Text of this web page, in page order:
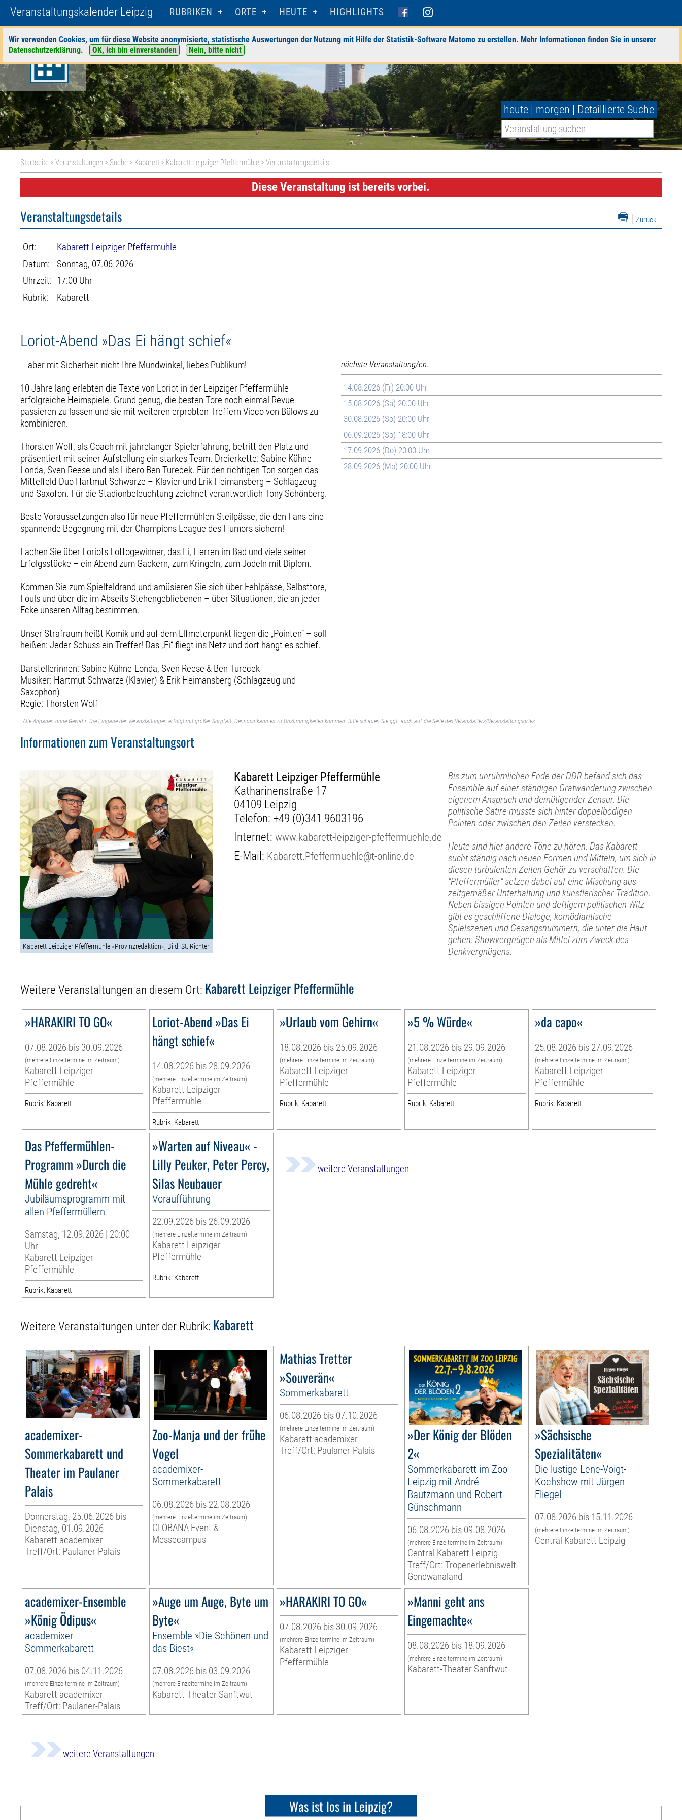
Veranstaltungskalender Leipzig RUBRIKEN ORTE HEUTE HIGHLIGHTS
Wir verwenden Cookies, um für diese Website anonymisierte, statistische Auswertungen der Nutzung mit Hilfe der Statistik-Software Matomo zu erstellen. Mehr Informationen finden Sie in unserer
Datenschutzerklärung. OK, ich bin einverstanden Nein, bitte nicht
heute | morgen | Detaillierte Suche
Startseite >Veranstaltungen > Suche > Kabarett > Kabarett Leipziger Pfeffermühle > Veranstaltungsdetails
Diese Veranstaltung ist bereits vorbei.
| Zurück
Veranstaltungsdetails
Ort:
Kabarett Leipziger Pfeffermühle
Datum:
Sonntag, 07.06.2026
Uhrzeit: 17:00 Uhr
Rubrik:
Kabarett
Loriot-Abend »Das Ei hängt schief«
– aber mit Sicherheit nicht Ihre Mundwinkel, liebes Publikum!
10 Jahre lang erlebten die Texte von Loriot in der Leipziger Pfeffermühle
erfolgreiche Heimspiele. Grund genug, die besten Tore noch einmal Revue
passieren zu lassen und sie mit weiteren erprobten Treffern Vicco von Bülows zu
kombinieren.
Thorsten Wolf, als Coach mit jahrelanger Spielerfahrung, betritt den Platz und
präsentiert mit seiner Aufstellung ein starkes Team. Dreierkette: Sabine Kühne-
Londa, Sven Reese und als Libero Ben Turecek. Für den richtigen Ton sorgen das
Mittelfeld-Duo Hartmut Schwarze – Klavier und Erik Heimansberg – Schlagzeug
und Saxofon. Für die Stadionbeleuchtung zeichnet verantwortlich Tony Schönberg.
Beste Voraussetzungen also für neue Pfeffermühlen-Steilpässe, die den Fans eine
spannende Begegnung mit der Champions League des Humors sichern!
Lachen Sie über Loriots Lottogewinner, das Ei, Herren im Bad und viele seiner
Erfolgsstücke – ein Abend zum Gackern, zum Kringeln, zum Jodeln mit Diplom.
Kommen Sie zum Spielfeldrand und amüsieren Sie sich über Fehlpässe, Selbsttore,
Fouls und über die im Abseits Stehengebliebenen – über Situationen, die an jeder
Ecke unseren Alltag bestimmen.
Unser Strafraum heißt Komik und auf dem Elfmeterpunkt liegen die „Pointen“ – soll
heißen: Jeder Schuss ein Treffer! Das „Ei“ fliegt ins Netz und dort hängt es schief.
Darstellerinnen: Sabine Kühne-Londa, Sven Reese & Ben Turecek
Musiker: Hartmut Schwarze (Klavier) & Erik Heimansberg (Schlagzeug und
Saxophon)
Regie: Thorsten Wolf
nächste Veranstaltung/en:
14.08.2026 (Fr) 20:00 Uhr
15.08.2026 (Sa) 20:00 Uhr
30.08.2026 (So) 20:00 Uhr
06.09.2026 (So) 18:00 Uhr
17.09.2026 (Do) 20:00 Uhr
28.09.2026 (Mo) 20:00 Uhr
Alle Angaben ohne Gewähr. Die Eingabe der Veranstaltungen erfolgt mit großer Sorgfalt. Dennoch kann es zu Unstimmigkeiten kommen. Bitte schauen Sie ggf. auch auf die Seite des Veranstalters/Veranstaltungsortes.
Informationen zum Veranstaltungsort
Kabarett Leipziger Pfeffermühle »Provinzredaktion«, Bild: St. Richter
Kabarett Leipziger Pfeffermühle
Katharinenstraße 17
04109 Leipzig
Telefon: +49 (0)341 9603196
Internet:www.kabarett-leipziger-pfeffermuehle.de
E-Mail: Kabarett.Pfeffermuehle@t-online.de
Bis zum unrühmlichen Ende der DDR befand sich das
Ensemble auf einer ständigen Gratwanderung zwischen
eigenem Anspruch und demütigender Zensur. Die
politische Satire musste sich hinter doppelbödigen
Pointen oder zwischen den Zeilen verstecken.
Heute sind hier andere Töne zu hören. Das Kabarett
sucht ständig nach neuen Formen und Mitteln, um sich in
diesen turbulenten Zeiten Gehör zu verschaffen. Die
"Pfeffermüller" setzen dabei auf eine Mischung aus
zeitgemäßer Unterhaltung und künstlerischer Tradition.
Neben bissigen Pointen und deftigem politischen Witz
gibt es geschliffene Dialoge, komödiantische
Spielszenen und Gesangsnummern, die unter die Haut
gehen. Showvergnügen als Mittel zum Zweck des
Denkvergnügens.
Weitere Veranstaltungen an diesem Ort: Kabarett Leipziger Pfeffermühle
»HARAKIRI TO GO«
07.08.2026 bis 30.09.2026
(mehrere Einzeltermine im Zeitraum)
Kabarett Leipziger
Pfeffermühle
Rubrik: Kabarett
Loriot-Abend »Das Ei
hängt schief«
14.08.2026 bis 28.09.2026
(mehrere Einzeltermine im Zeitraum)
Kabarett Leipziger
Pfeffermühle
Rubrik: Kabarett
»Urlaub vom Gehirn«
18.08.2026 bis 25.09.2026
(mehrere Einzeltermine im Zeitraum)
Kabarett Leipziger
Pfeffermühle
Rubrik: Kabarett
»5 % Würde«
21.08.2026 bis 29.09.2026
(mehrere Einzeltermine im Zeitraum)
Kabarett Leipziger
Pfeffermühle
Rubrik: Kabarett
»da capo«
25.08.2026 bis 27.09.2026
(mehrere Einzeltermine im Zeitraum)
Kabarett Leipziger
Pfeffermühle
Rubrik: Kabarett
Das Pfeffermühlen-
Programm »Durch die
Mühle gedreht«
Jubiläumsprogramm mit
allen Pfeffermüllern
Samstag, 12.09.2026 | 20:00
Uhr
Kabarett Leipziger
Pfeffermühle
Rubrik: Kabarett
»Warten auf Niveau« -
Lilly Peuker, Peter Percy,
Silas Neubauer
Voraufführung
22.09.2026 bis 26.09.2026
(mehrere Einzeltermine im Zeitraum)
Kabarett Leipziger
Pfeffermühle
Rubrik: Kabarett
weitere Veranstaltungen
Weitere Veranstaltungen unter der Rubrik: Kabarett
academixer-
Sommerkabarett und
Theater im Paulaner
Palais
Donnerstag, 25.06.2026 bis
Dienstag, 01.09.2026
Kabarett academixer
Treff/Ort: Paulaner-Palais
Zoo-Manja und der frühe
Vogel
academixer-
Sommerkabarett
06.08.2026 bis 22.08.2026
(mehrere Einzeltermine im Zeitraum)
GLOBANA Event &
Messecampus
Mathias Tretter
»Souverän«
Sommerkabarett
06.08.2026 bis 07.10.2026
(mehrere Einzeltermine im Zeitraum)
Kabarett academixer
Treff/Ort: Paulaner-Palais
»Der König der Blöden
2«
Sommerkabarett im Zoo
Leipzig mit André
Bautzmann und Robert
Günschmann
06.08.2026 bis 09.08.2026
(mehrere Einzeltermine im Zeitraum)
Central Kabarett Leipzig
Treff/Ort: Tropenerlebniswelt
Gondwanaland
»Sächsische
Spezialitäten«
Die lustige Lene-Voigt-
Kochshow mit Jürgen
Fliegel
07.08.2026 bis 15.11.2026
(mehrere Einzeltermine im Zeitraum)
Central Kabarett Leipzig
academixer-Ensemble
»König Ödipus«
academixer-
Sommerkabarett
07.08.2026 bis 04.11.2026
(mehrere Einzeltermine im Zeitraum)
Kabarett academixer
Treff/Ort: Paulaner-Palais
»Auge um Auge, Byte um
Byte«
Ensemble »Die Schönen und
das Biest«
07.08.2026 bis 03.09.2026
(mehrere Einzeltermine im Zeitraum)
Kabarett-Theater Sanftwut
»HARAKIRI TO GO«
07.08.2026 bis 30.09.2026
(mehrere Einzeltermine im Zeitraum)
Kabarett Leipziger
Pfeffermühle
»Manni geht ans
Eingemachte«
08.08.2026 bis 18.09.2026
(mehrere Einzeltermine im Zeitraum)
Kabarett-Theater Sanftwut
weitere Veranstaltungen
Was ist los in Leipzig?